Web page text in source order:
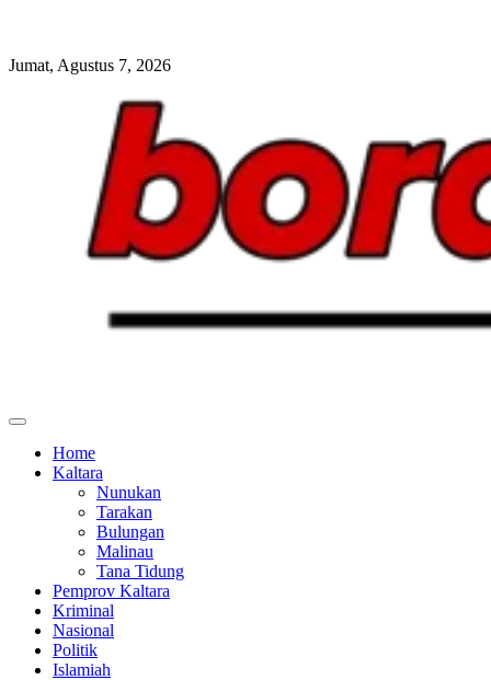
Jumat, Agustus 7, 2026
Home
Kaltara
Nunukan
Tarakan
Bulungan
Malinau
Tana Tidung
Pemprov Kaltara
Kriminal
Nasional
Politik
Islamiah